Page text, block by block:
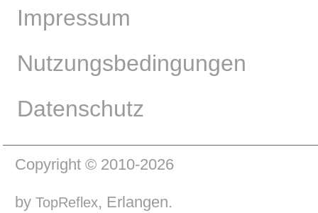
Impressum
Nutzungsbedingungen
Datenschutz
Copyright © 2010-2026
by TopReflex, Erlangen.